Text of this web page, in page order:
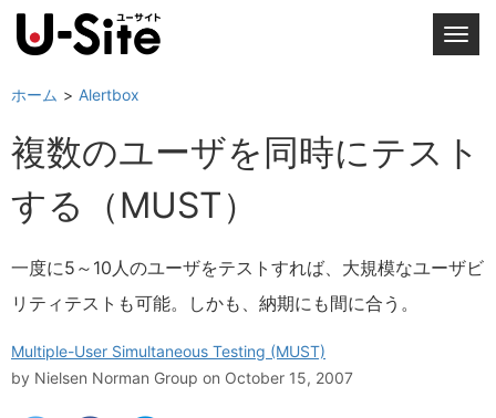
T
l
e
i
ホーム Alertbox
複数のユーザを同時にテスト
する（MUST）
一度に5～10人のユーザをテストすれば、大規模なユーザビ
リティテストも可能。しかも、納期にも間に合う。
Multiple-User Simultaneous Testing (MUST)
by Nielsen Norman Group on October 15, 2007